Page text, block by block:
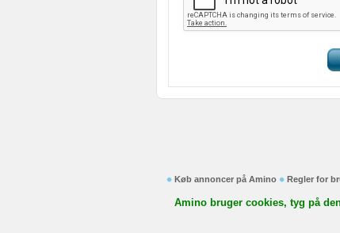
Køb annoncer på Amino Regler for
Amino bruger cookies, tyg på